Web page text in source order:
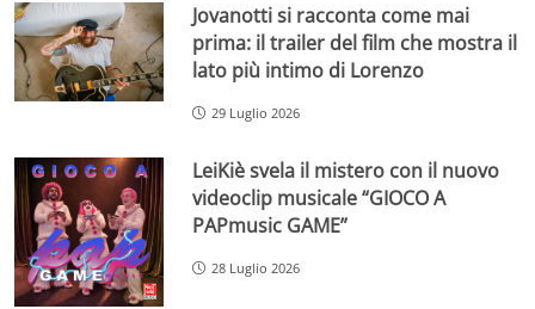
Jovanotti si racconta come mai
prima: il trailer del film che mostra il
lato più intimo di Lorenzo
29 Luglio 2026
LeiKiè svela il mistero con il nuovo
videoclip musicale “GIOCO A
PAPmusic GAME”
28 Luglio 2026